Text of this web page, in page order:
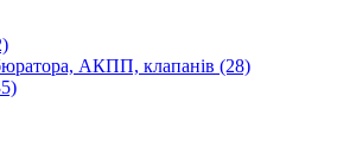
АКПП, клапанів (28)